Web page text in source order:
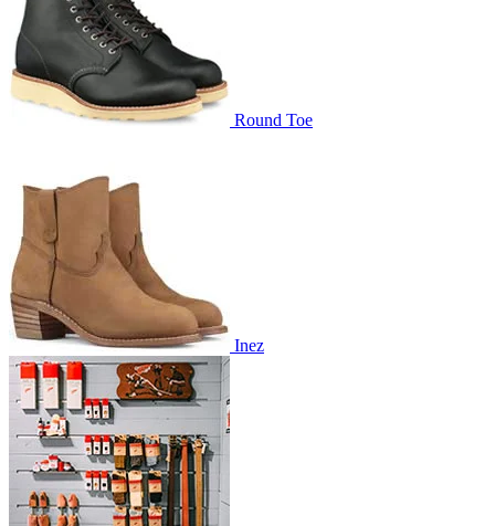
Round Toe
Inez